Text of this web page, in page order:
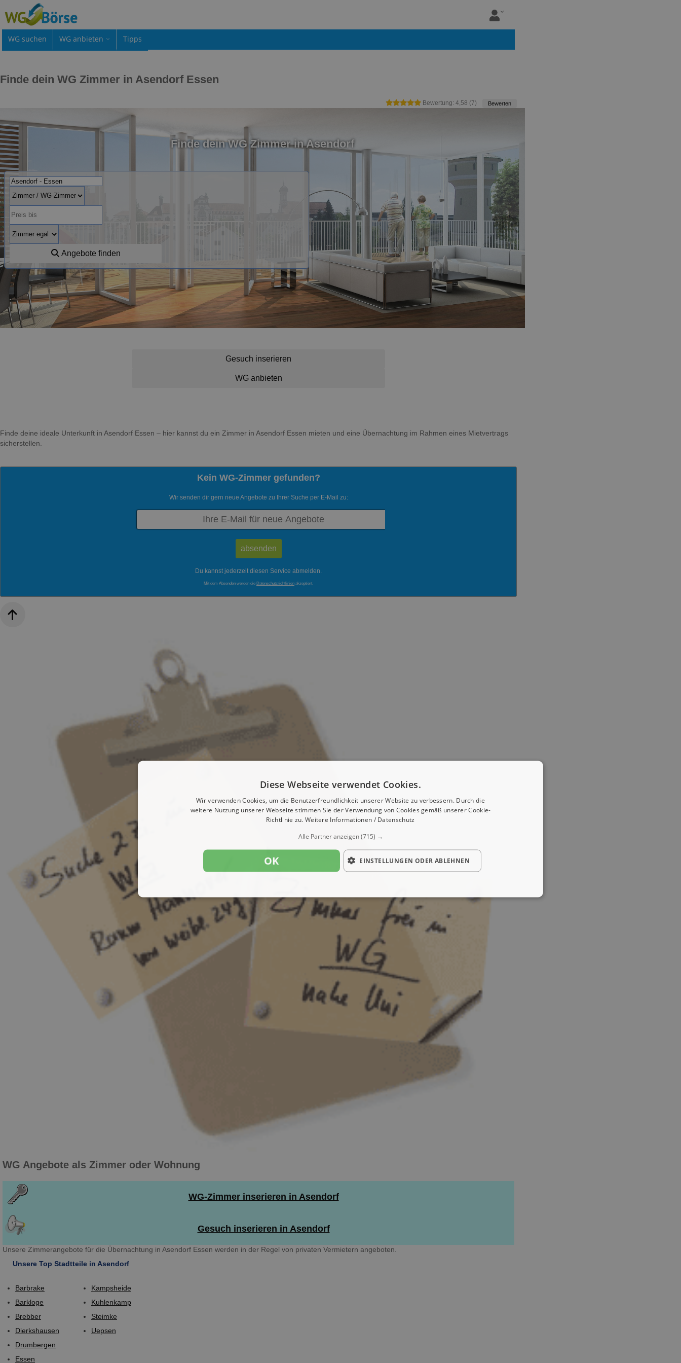
WG suchen WG anbieten Tipps
Finde dein WG Zimmer in Asendorf Essen
Bewertung: 4,58 ( 7) Bewerten
Finde dein WG Zimmer in Asendorf
Angebote finden
Gesuch inserieren
WG anbieten
Finde deine ideale Unterkunft in Asendorf Essen – hier kannst du ein Zimmer in Asendorf Essen mieten und eine Übernachtung im Rahmen eines Mietvertrags
sicherstellen.
Kein WG-Zimmer gefunden?
Wir senden dir gern neue Angebote zu Ihrer Suche per E-Mail zu:
Du kannst jederzeit diesen Service abmelden.
Mit dem Absenden werden die Datenschutzrichtlinien akzeptiert.
WG Angebote als Zimmer oder Wohnung
WG-Zimmer inserieren in Asendorf
Gesuch inserieren in Asendorf
Unsere Zimmerangebote für die Übernachtung in Asendorf Essen werden in der Regel von privaten Vermietern angeboten.
Unsere Top Stadtteile in Asendorf
Barbrake
Barkloge
Brebber
Dierkshausen
Drumbergen
Essen
Kampsheide
Kuhlenkamp
Steimke
Uepsen
Diese Webseite verwendet Cookies.
Wir verwenden Cookies, um die Benutzerfreundlichkeit unserer Website zu verbessern. Durch die
weitere Nutzung unserer Webseite stimmen Sie der Verwendung von Cookies gemäß unserer Cookie-
Richtlinie zu. Weitere Informationen / Datenschutz
Alle Partner anzeigen(715) →
OK EINSTELLUNGEN ODER ABLEHNEN